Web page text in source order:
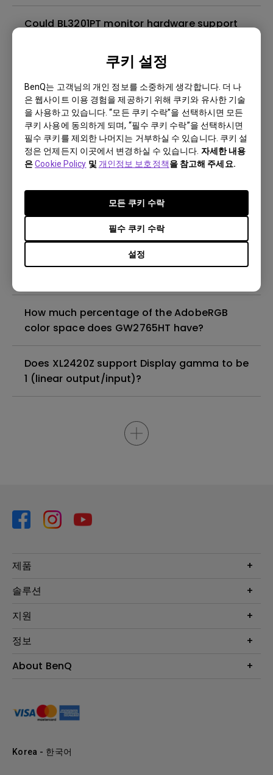
쿠키 설정
BenQ는 고객님의 개인 정보를 소중하게 생각합니다. 더 나
은 웹사이트 이용 경험을 제공하기 위해 쿠키와 유사한 기술
을 사용하고 있습니다. “모든 쿠키 수락”을 선택하시면 모든
쿠키 사용에 동의하게 되며, “필수 쿠키 수락”을 선택하시면
필수 쿠키를 제외한 나머지는 거부하실 수 있습니다. 쿠키 설
정은 언제든지 이곳에서 변경하실 수 있습니다. 자세한 내용
은Cookie Policy 및 개인정보 보호정책을 참고해 주세요.
설정
필수 쿠키 수락
모든 쿠키 수락
Could BL3201PT monitor hardware support
Eyefinity function?
[XL2420G]Why the GSync mode the S
Switch does not work?
Can BL3201PT support 60 frames per second
at ultra high resolution?
Can BL3200PT support native resolution
How much percentage of the AdobeRGB
color space does GW2765HT have?
Does XL2420Z support Display gamma to be
1 (linear output/input)?
제품
프로젝터
조명
솔루션
Eye-Care 모니터
e스포츠
비즈니스 디스플레이
지원
문의
서비스센터
정보
프로젝터 거리계산기
About BenQ
사회적 책임
뉴스
Korea - 한국어